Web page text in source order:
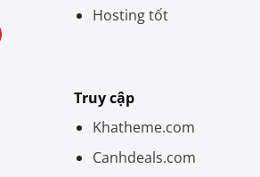
Hosting tốt
Truy cập
Khatheme.com
Canhdeals.com